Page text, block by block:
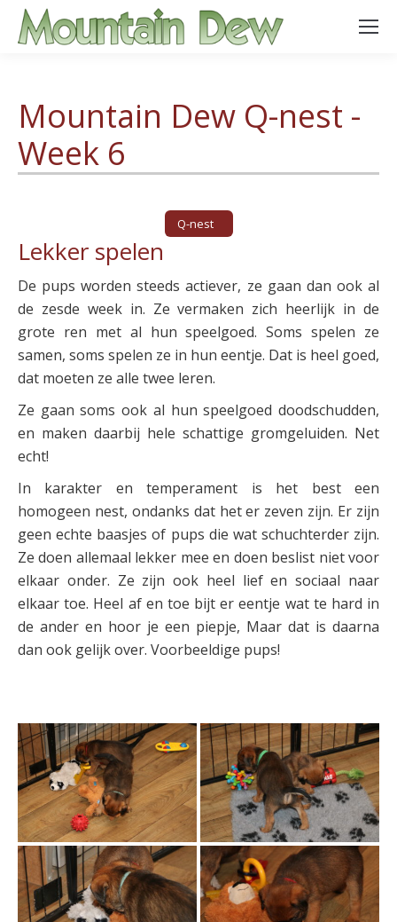
Mountain Dew Q-nest -
Week 6
Q-nest
Lekker spelen
De pups worden steeds actiever, ze gaan dan ook al
de zesde week in. Ze vermaken zich heerlijk in de
grote ren met al hun speelgoed. Soms spelen ze
samen, soms spelen ze in hun eentje. Dat is heel goed,
dat moeten ze alle twee leren.
Ze gaan soms ook al hun speelgoed doodschudden,
en maken daarbij hele schattige gromgeluiden. Net
echt!
In karakter en temperament is het best een
homogeen nest, ondanks dat het er zeven zijn. Er zijn
geen echte baasjes of pups die wat schuchterder zijn.
Ze doen allemaal lekker mee en doen beslist niet voor
elkaar onder. Ze zijn ook heel lief en sociaal naar
elkaar toe. Heel af en toe bijt er eentje wat te hard in
de ander en hoor je een piepje, Maar dat is daarna
dan ook gelijk over. Voorbeeldige pups!